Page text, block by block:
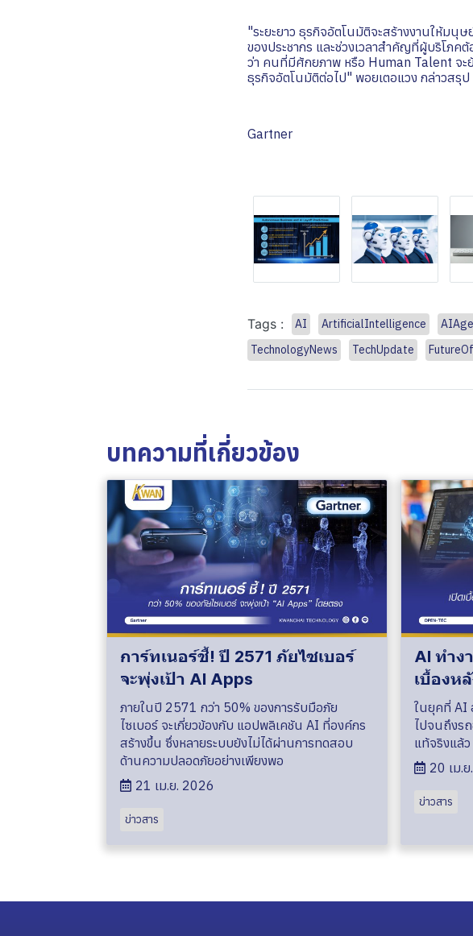
"ระยะยาว ธุรกิจอัตโนมัติจะสร้างงานให้มนุ
ของประชากร และช่วงเวลาสำคัญที่ผู้บริโภ
ว่า คนที่มีศักยภาพ หรือ Human Talent จะ
ธุรกิจอัตโนมัติต่อไป" พอยเตอแวง กล่าวสรุป
Gartner
Tags : AI ArtificialIntelligence
TechnologyNews
TechUpdate
บทความที่เกี่ยวข้อง
การ์ทเนอร์ชี้! ปี 2571 ภัยไซเบอร์
จะพุ่งเป้า AI Apps
ภายในปี 2571 กว่า 50% ของการรับมือภัย
ไซเบอร์ จะเกี่ยวข้องกับ แอปพลิเคชัน AI ที่องค์กร
สร้างขึ้น ซึ่งหลายระบบยังไม่ได้ผ่านการทดสอบ
ด้านความปลอดภัยอย่างเพียงพอ
21 เม.ย. 2026
ข่าวสาร
AI ทำง
เบื้องห
ในยุคที่ AI
ไปจนถึงร
แท้จริงแล้
20 เม.
ข่าวสาร